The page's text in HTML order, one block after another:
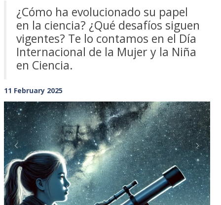
¿Cómo ha evolucionado su papel
en la ciencia? ¿Qué desafíos siguen
vigentes? Te lo contamos en el Día
Internacional de la Mujer y la Niña
en Ciencia.
11 February 2025
Previous Next